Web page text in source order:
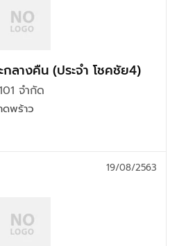
ลางคืน (ประจำ โชคชัย4)
จำกัด
ดพร้าว
19/08/2563